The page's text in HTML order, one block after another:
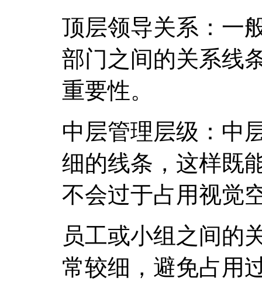
顶层领导关系：一
部门之间的关系线
重要性。
中层管理层级：中
细的线条，这样既
不会过于占用视觉
员工或小组之间的
常较细，避免占用